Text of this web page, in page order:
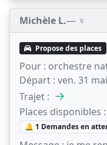
Michèle L.— ♀️
Propose des places
Pour : orchestre
Départ : ven. 31
Trajet : →
Places disponibles :
🔔 1 Demandes en